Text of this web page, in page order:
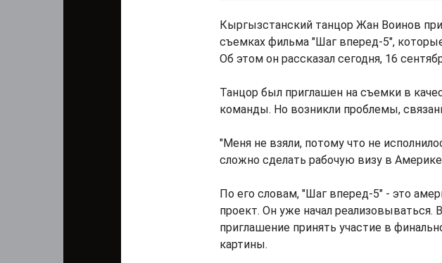
Кыргызстанский танцор Жан Воинов
съемках фильма "Шаг вперед-5",
Об этом он рассказал сегодня, 16
Танцор был приглашен на съемки в
команды. Но возникли проблемы,
"Меня не взяли, потому что не
сложно сделать рабочую визу в
По его словам, "Шаг вперед-5" - это
проект. Он уже начал реализовываться.
приглашение принять участие в
картины.